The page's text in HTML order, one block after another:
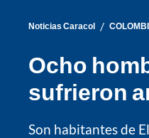
Noticias Caracol /
Ocho
sufrieron
Son habitantes de